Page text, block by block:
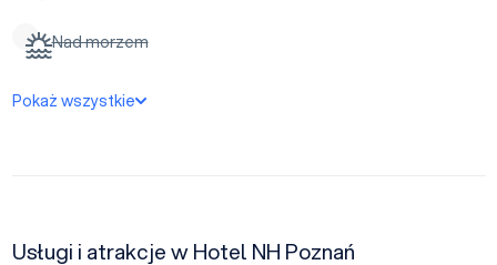
Nad morzem
Pokaż wszystkie
Usługi i atrakcje w Hotel NH Poznań